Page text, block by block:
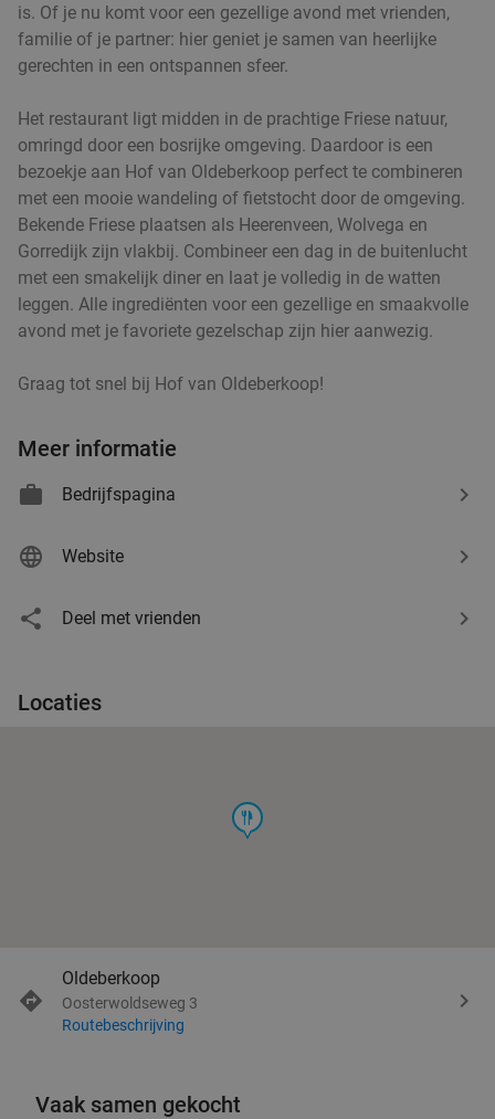
is. Of je nu komt voor een gezellige avond met vrienden,
familie of je partner: hier geniet je samen van heerlijke
gerechten in een ontspannen sfeer.
Het restaurant ligt midden in de prachtige Friese natuur,
omringd door een bosrijke omgeving. Daardoor is een
bezoekje aan Hof van Oldeberkoop perfect te combineren
met een mooie wandeling of fietstocht door de omgeving.
Bekende Friese plaatsen als Heerenveen, Wolvega en
Gorredijk zijn vlakbij. Combineer een dag in de buitenlucht
met een smakelijk diner en laat je volledig in de watten
leggen. Alle ingrediënten voor een gezellige en smaakvolle
avond met je favoriete gezelschap zijn hier aanwezig.
Graag tot snel bij ​Hof van Oldeberkoop!
Meer informatie
Bedrijfspagina
Website
Deel met vrienden
Locaties
food
Oldeberkoop
Oosterwoldseweg 3
Routebeschrijving
Vaak samen gekocht